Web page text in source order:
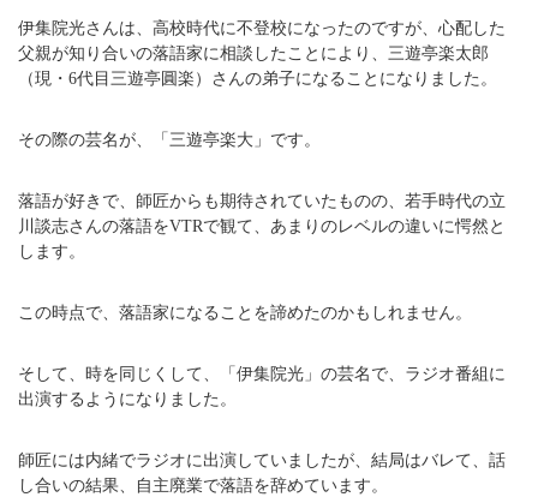
伊集院光さんは、高校時代に不登校になったのですが、心配した
父親が知り合いの落語家に相談したことにより、三遊亭楽太郎
（現・6代目三遊亭圓楽）さんの弟子になることになりました。
その際の芸名が、「三遊亭楽大」です。
落語が好きで、師匠からも期待されていたものの、若手時代の立
川談志さんの落語をVTRで観て、あまりのレベルの違いに愕然と
します。
この時点で、落語家になることを諦めたのかもしれません。
そして、時を同じくして、「伊集院光」の芸名で、ラジオ番組に
出演するようになりました。
師匠には内緒でラジオに出演していましたが、結局はバレて、話
し合いの結果、自主廃業で落語を辞めています。